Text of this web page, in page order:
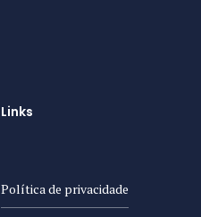
Links
Política de privacidade